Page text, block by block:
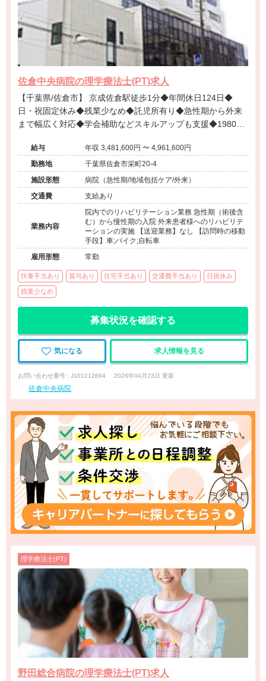
佐倉中央病院の理学療法士(PT)求人
【千葉県/佐倉市】 京成佐倉駅徒歩1分◆年間休日124日◆
日・祝固定休み◆残業少なめ◆託児所有り◆急性期から外来
まで幅広く対応◆学会補助などスキルアップも支援◆1980年
給与
年収 3,481,600円 〜 4,961,600円
勤務地
千葉県佐倉市栄町20-4
施設形態
病院（急性期/地域包括ケア/外来）
交通費
支給あり
業務内容
院内でのリハビリテーション業務 急性期（術後含
む）から慢性期の入院 外来患者様へのリハビリテ
ーションの実施 【送迎業務】なし 【訪問時の移動
手段】車;バイク;自転車
雇用形態
常勤
扶養手当あり 賞与あり 住宅手当あり 交通費手当あり 日祝休み
残業少なめ
募集状況を確認する
気になる 求人情報を見る
お問い合わせ番号 : J101212694 2026年04月23日 更新
佐倉中央病院
理学療法士(PT)
野田総合病院の理学療法士(PT)求人